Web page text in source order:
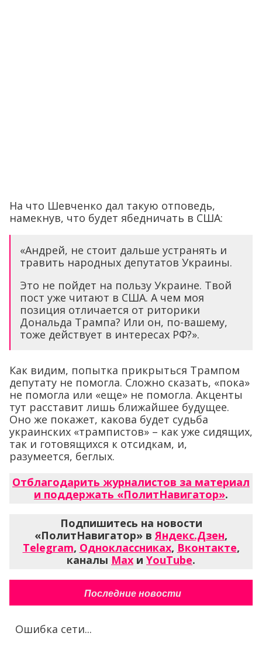
На что Шевченко дал такую отповедь,
намекнув, что будет ябедничать в США:
«Андрей, не стоит дальше устранять и
травить народных депутатов Украины.
Это не пойдет на пользу Украине. Твой
пост уже читают в США. А чем моя
позиция отличается от риторики
Дональда Трампа? Или он, по-вашему,
тоже действует в интересах РФ?».
Как видим, попытка прикрыться Трампом
депутату не помогла. Сложно сказать, «пока»
не помогла или «еще» не помогла. Акценты
тут расставит лишь ближайшее будущее.
Оно же покажет, какова будет судьба
украинских «трампистов» – как уже сидящих,
так и готовящихся к отсидкам, и,
разумеется, беглых.
Отблагодарить журналистов за материал
и поддержать «ПолитНавигатор».
Подпишитесь на новости
«ПолитНавигатор» вЯндекс.Дзен,
Telegram, Одноклассниках, Вконтакте,
каналы Max и YouTube.
Последние новости
Ошибка сети...